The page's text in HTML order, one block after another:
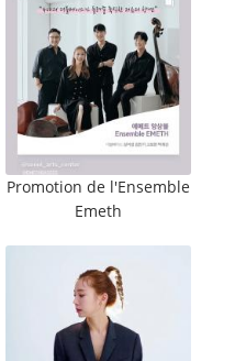
Promotion de l'Ensemble
Emeth